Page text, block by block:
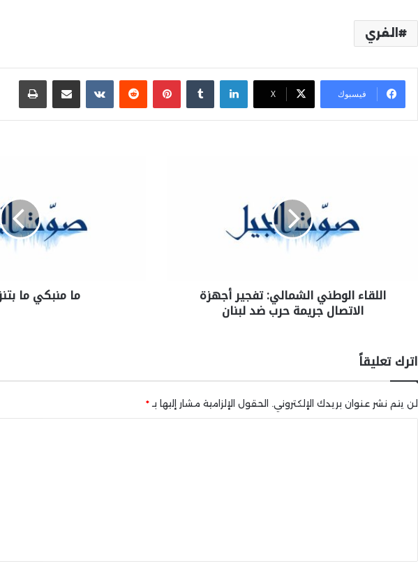
الفري
فيسبوك X
لينكدإن بينتيريست مشاركة عبر البريد
اللقاء الوطني الشمالي: تفجير أجهزة
الاتصال جريمة حرب ضد لبنان
ما منبكي ما
اترك تعليقاً
لن يتم نشر عنوان بريدك الإلكتروني. الحقول الإلزامية مشار إليها بـ *